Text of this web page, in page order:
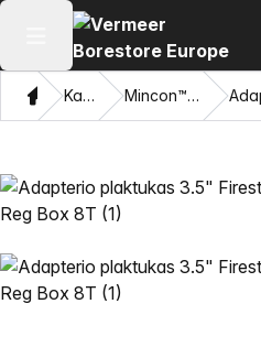
Atidaryti pagrindinį meniu
NamonKatalogas Mincon™ HDD plaktukai